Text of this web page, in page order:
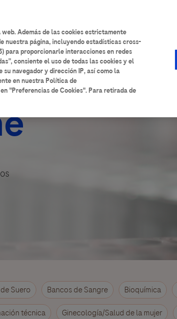
account
menu
Suero Bancos de Sangre Bioquímica
técnica Ginecología/Salud de la mujer
Además de las cookies estrictamente
nuestra página, incluyendo estadísticas cross-
para proporcionarle interacciones en redes
consiente el uso de todas las cookies y el
navegador y dirección IP, así como la
en nuestra Política de
"Preferencias de Cookies". Para retirada de